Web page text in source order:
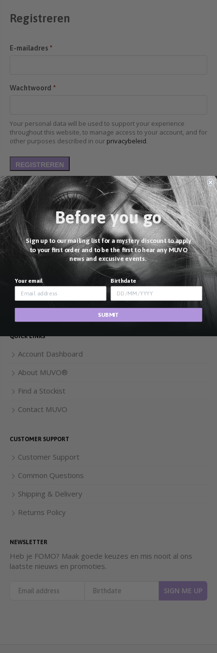
ONLINE PROMOTIES
Registreren
E-mailadres *Vereist
Wachtwoord *Vereist
Your personal data will be used to support your experience
throughout this website, to manage access to your account, and for
other purposes described in our privacybeleid.
REGISTREREN
MUVO®
We zijn trots Australisch gemaakt en eigendom. Ons
assortiment hoogwaardige, luxueuze salon-professionele
haarverzorgingsproducten belooft uw verwachtingen te
overtreffen.
QUICK LINKS
Account Dashboard
About MUVO®
Find a Stockist
Contact MUVO
CUSTOMER SUPPORT
Customer Support
Common Questions
Shipping & Delivery
Returns Policy
NEWSLETTER
Heb je FOMO? Maak goede keuzes en mis nooit al ons
laatste nieuws en promoties.
SIGN ME UP
Before you go
Sign up to our mailing list for a mystery discount to apply
to your first order and to be the first to hear any MUVO
news and excusive events.
Your email Birthdate
SUBMIT